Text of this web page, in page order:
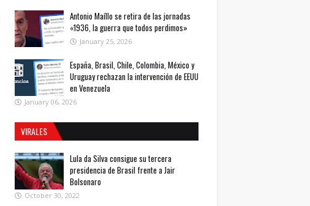
Antonio Maíllo se retira de las jornadas
«1936, la guerra que todos perdimos»
January 25, 2026
España, Brasil, Chile, Colombia, México y
Uruguay rechazan la intervención de EEUU
en Venezuela
January 06, 2026
VIRALES
Lula da Silva consigue su tercera
presidencia de Brasil frente a Jair
Bolsonaro
October 30, 2022